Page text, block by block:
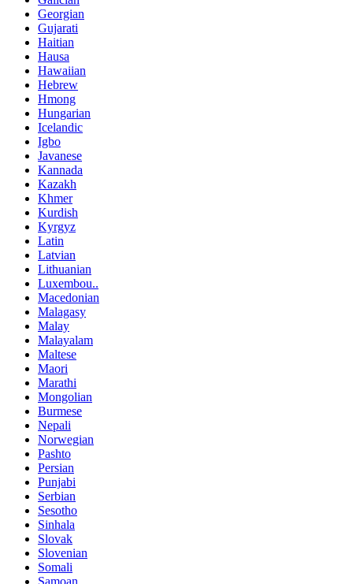
Georgian
Gujarati
Haitian
Hausa
Hawaiian
Hebrew
Hmong
Hungarian
Icelandic
Igbo
Javanese
Kannada
Kazakh
Khmer
Kurdish
Kyrgyz
Latin
Latvian
Lithuanian
Luxembou..
Macedonian
Malagasy
Malay
Malayalam
Maltese
Maori
Marathi
Mongolian
Burmese
Nepali
Norwegian
Pashto
Persian
Punjabi
Serbian
Sesotho
Sinhala
Slovak
Slovenian
Somali
Samoan